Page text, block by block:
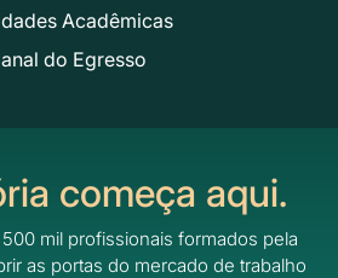
Acadêmicas
do Egresso
começa aqui.
mil profissionais formados pela
as portas do mercado de trabalho